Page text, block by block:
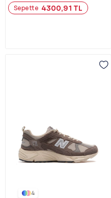
Sepette 4300,91 TL
4